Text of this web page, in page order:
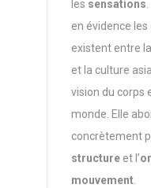
les sensations
en évidence
existent entre
et la culture
vision du corps
monde. Elle
concrètement
structure et l’
mouvement.